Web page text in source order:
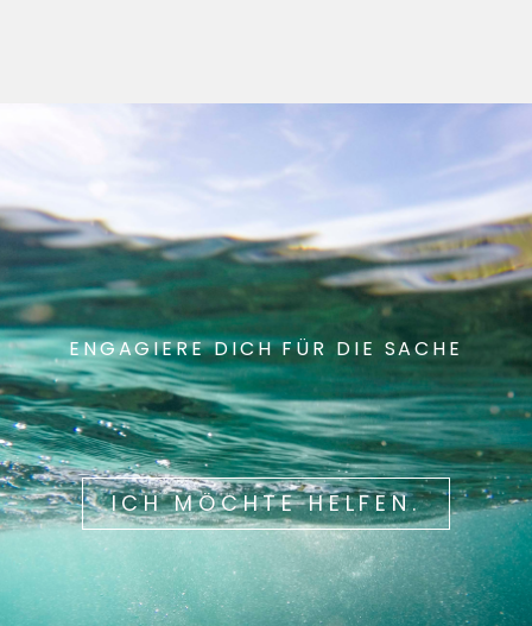
ENGAGIERE DICH FÜR DIE SACHE
ICH MÖCHTE HELFEN.